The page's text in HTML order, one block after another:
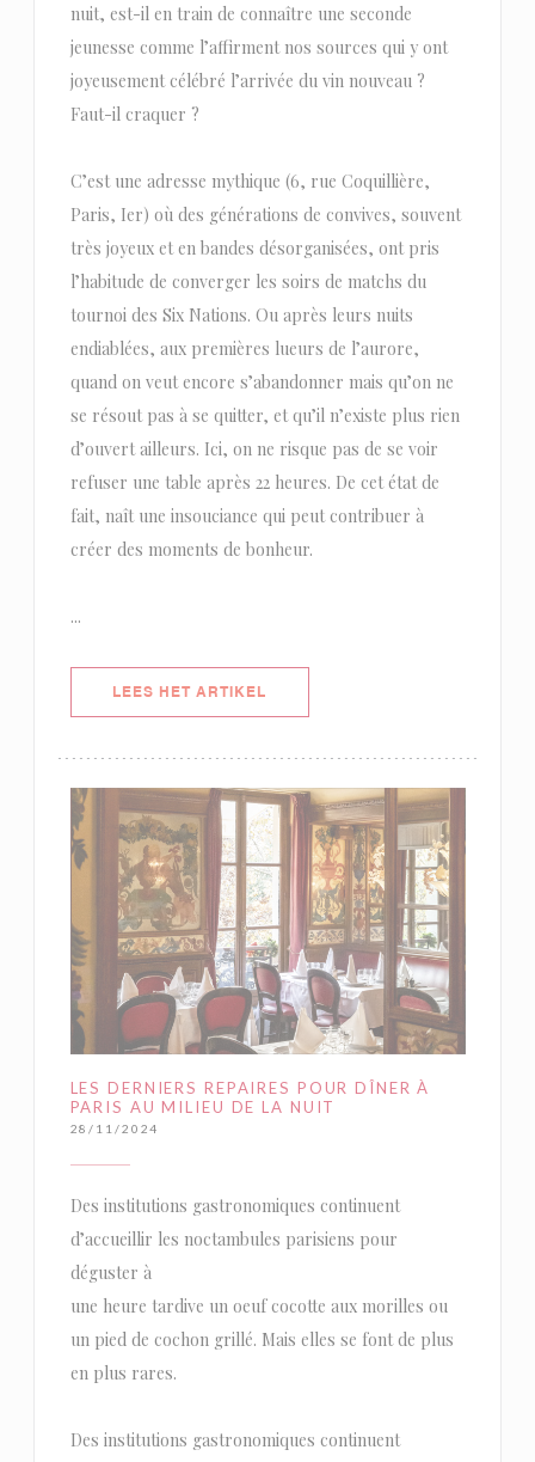
nuit, est-il en train de connaître une seconde
jeunesse comme l’affirment nos sources qui y ont
joyeusement célébré l’arrivée du vin nouveau ?
Faut-il craquer ?
C’est une adresse mythique (6, rue Coquillière,
Paris, Ier) où des générations de convives, souvent
très joyeux et en bandes désorganisées, ont pris
l’habitude de converger les soirs de matchs du
tournoi des Six Nations. Ou après leurs nuits
endiablées, aux premières lueurs de l’aurore,
quand on veut encore s’abandonner mais qu’on ne
se résout pas à se quitter, et qu’il n’existe plus rien
d’ouvert ailleurs. Ici, on ne risque pas de se voir
refuser une table après 22 heures. De cet état de
fait, naît une insouciance qui peut contribuer à
créer des moments de bonheur.
...
LEES HET ARTIKEL
LES DERNIERS REPAIRES POUR DÎNER À
PARIS AU MILIEU DE LA NUIT
28/11/2024
Des institutions gastronomiques continuent
d’accueillir les noctambules parisiens pour
déguster à
une heure tardive un oeuf cocotte aux morilles ou
un pied de cochon grillé. Mais elles se font de plus
en plus rares.
Des institutions gastronomiques continuent